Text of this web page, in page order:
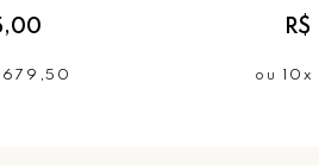
679,50 ou 10x